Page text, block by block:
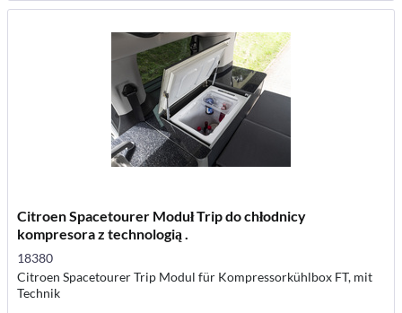
Citroen Spacetourer Moduł Trip do chłodnicy
kompresora z technologią .
18380
Citroen Spacetourer Trip Modul für Kompressorkühlbox FT, mit
Technik